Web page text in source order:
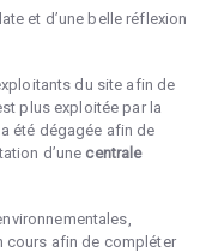
et d’une belle réflexion
du site afin de
plus exploitée par la
a été dégagée afin de
d’une centrale
cours afin de compléter